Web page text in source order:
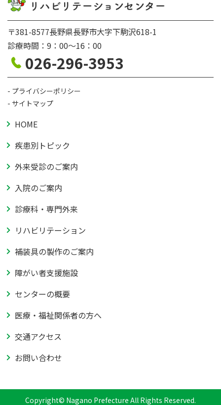
〒381-8577長野県長野市大字下駒沢618-1
診療時間：9：00〜16：00
026-296-3953
プライバシーポリシー
サイトマップ
HOME
疾患別トピック
外来受診のご案内
入院のご案内
診療科・専門外来
リハビリテーション
補装具の製作のご案内
障がい者支援施設
センターの概要
医療・福祉関係者の方へ
交通アクセス
お問い合わせ
Copyright© Nagano Prefecture All Rights Reserved.